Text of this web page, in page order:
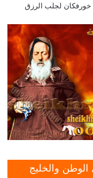
لجلب الرزق
والخليج